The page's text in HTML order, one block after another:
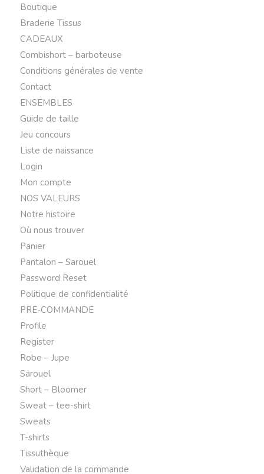
Boutique
Braderie Tissus
CADEAUX
Combishort – barboteuse
Conditions générales de vente
Contact
ENSEMBLES
Guide de taille
Jeu concours
Liste de naissance
Login
Mon compte
NOS VALEURS
Notre histoire
Où nous trouver
Panier
Pantalon – Sarouel
Password Reset
Politique de confidentialité
PRE-COMMANDE
Profile
Register
Robe – Jupe
Sarouel
Short – Bloomer
Sweat – tee-shirt
Sweats
T-shirts
Tissuthèque
Validation de la commande